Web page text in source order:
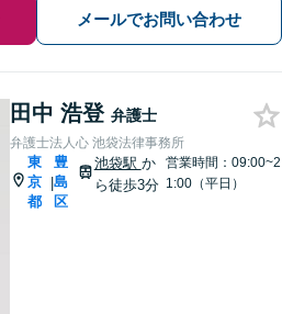
メールでお問い合わせ
田中 浩登 弁護士
弁護士法人心 池袋法律事務所
東
京
都
|
豊
島
区
池袋駅 か
ら徒歩3分
営業時間：09:00~2
1:00（平日）